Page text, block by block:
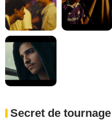
Secret de tournage